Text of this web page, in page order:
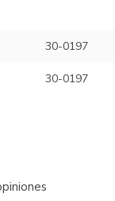
30-0197
30-0197